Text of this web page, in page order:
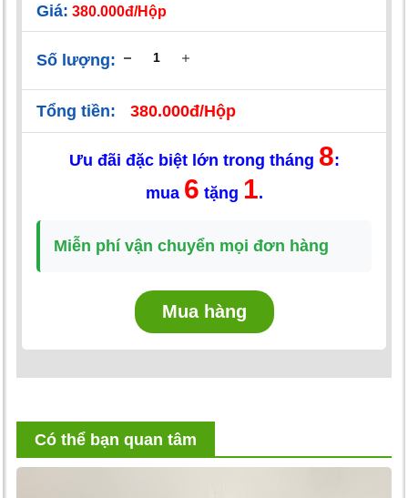
Giá: 380.000đ/Hộp
Số lượng:
Tổng tiền: 380.000đ/Hộp
Ưu đãi đặc biệt lớn trong tháng 8:
mua 6 tặng 1.
Miễn phí vận chuyển mọi đơn hàng
Mua hàng
Có thể bạn quan tâm